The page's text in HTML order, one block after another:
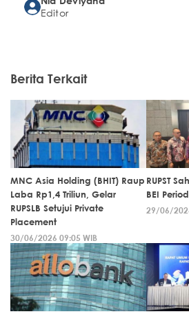
Editor
Berita Terkait
MNC Asia Holding (BHIT) Raup
Laba Rp1,4 Triliun, Gelar
RUPSLB Setujui Private
Placement
30/06/2026 09:05 WIB
RUPST
BEI
29/06/